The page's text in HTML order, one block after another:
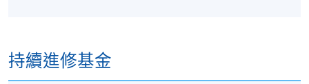
持續進修基金